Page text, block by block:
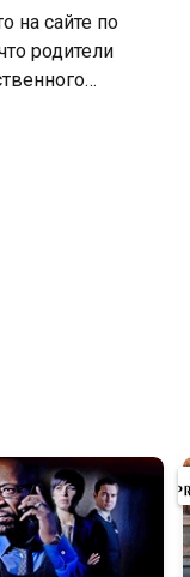
на сайте по
родители
которое